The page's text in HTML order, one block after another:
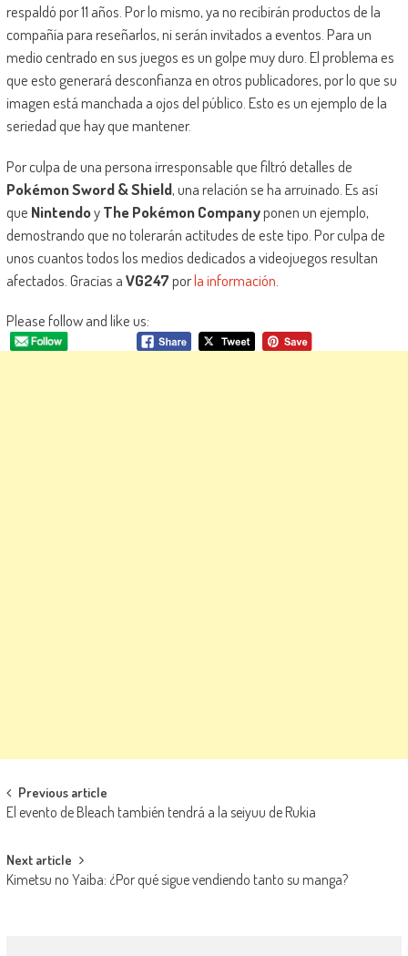
respaldó por 11 años. Por lo mismo, ya no recibirán productos de la
compañía para reseñarlos, ni serán invitados a eventos. Para un
medio centrado en sus juegos es un golpe muy duro. El problema es
que esto generará desconfianza en otros publicadores, por lo que su
imagen está manchada a ojos del público. Esto es un ejemplo de la
seriedad que hay que mantener.
Por culpa de una persona irresponsable que filtró detalles de
Pokémon Sword & Shield, una relación se ha arruinado. Es así
que NintendoyThe Pokémon Companyponen un ejemplo,
demostrando que no tolerarán actitudes de este tipo. Por culpa de
unos cuantos todos los medios dedicados a videojuegos resultan
afectados. Gracias aVG247porla información
Please follow and like us:
Navegación de entradas
Previous article
El evento de Bleach también tendrá a la seiyuu de Rukia
Next article
Kimetsu no Yaiba: ¿Por qué sigue vendiendo tanto su manga?